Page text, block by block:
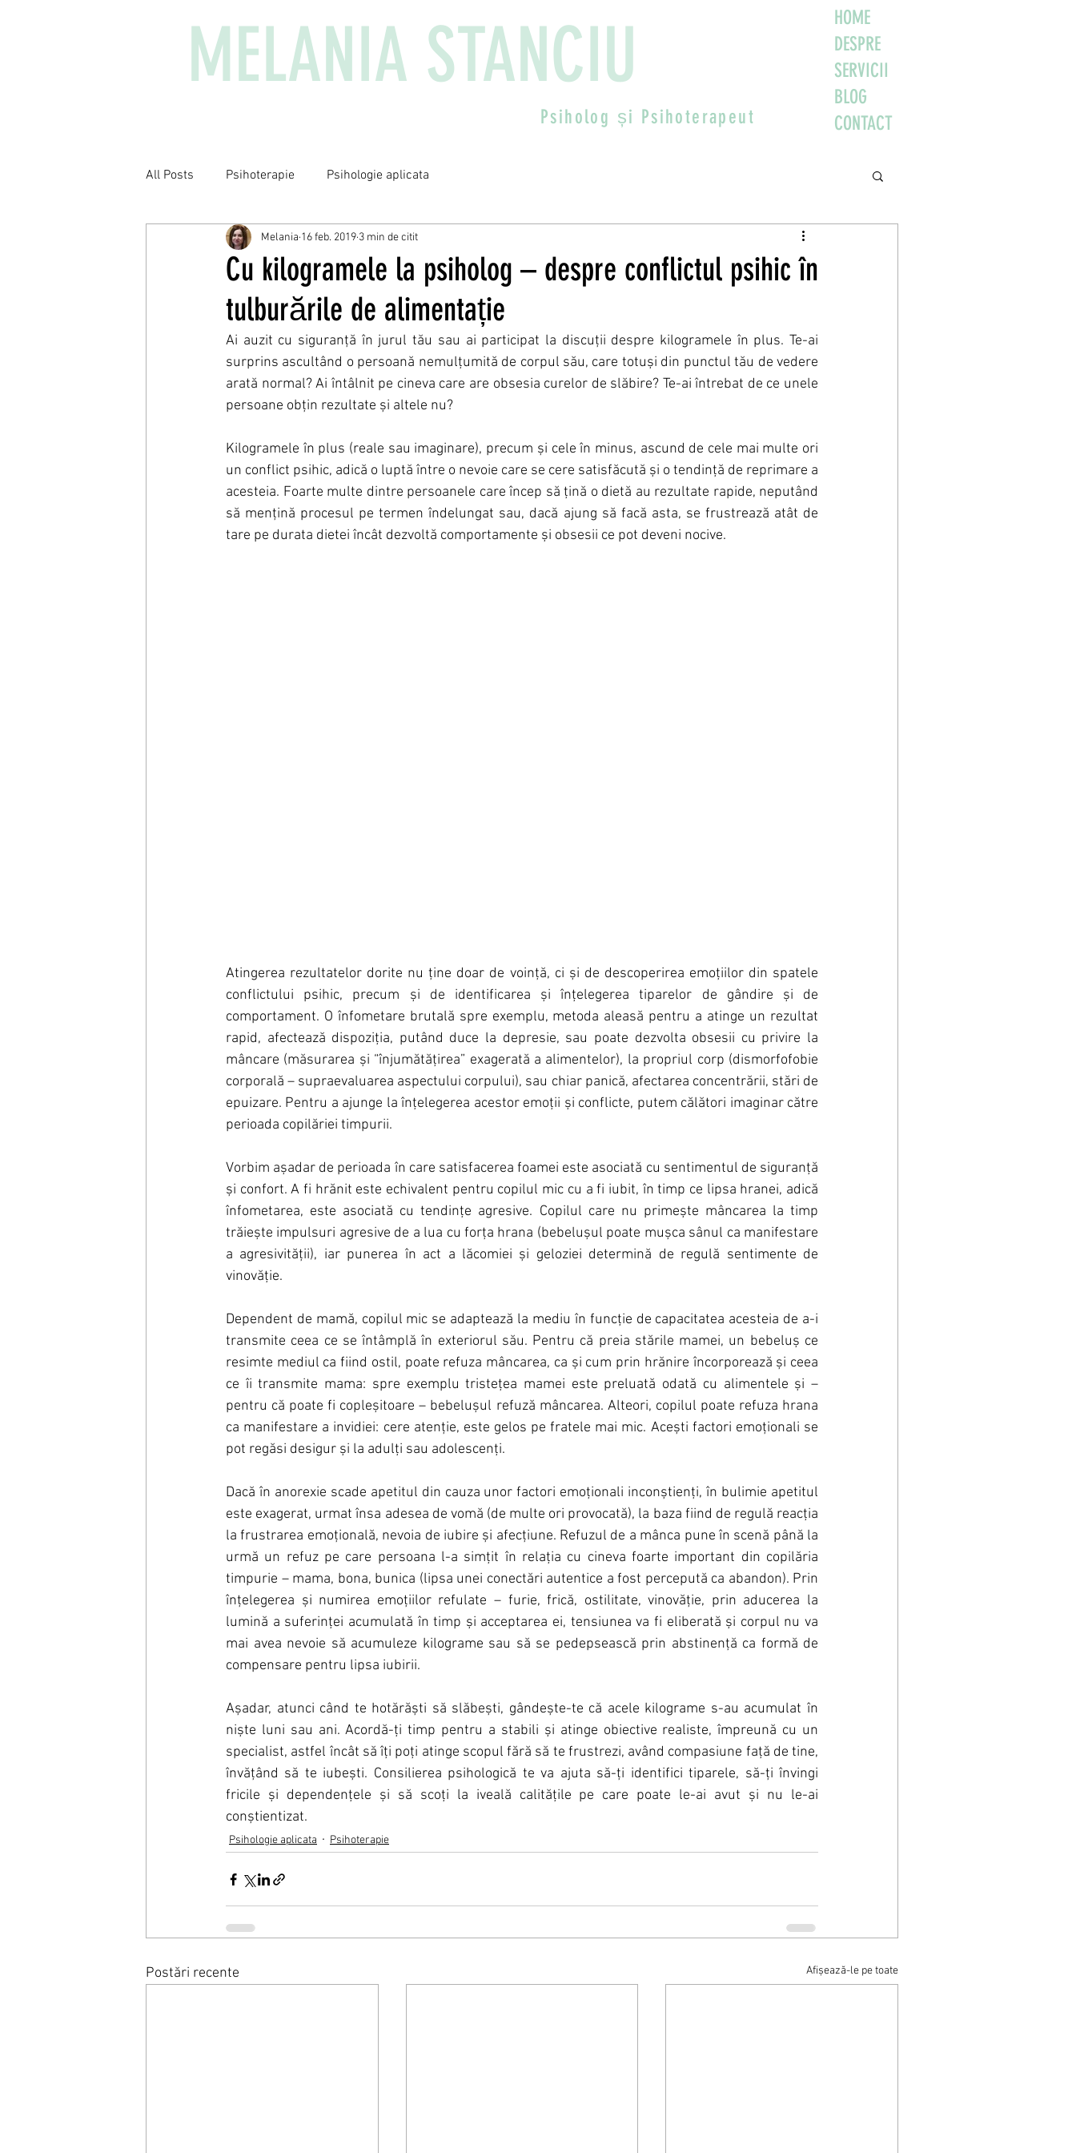
MELANIA STANCIU
Psiholog și Psihoterapeut
HOME
DESPRE
SERVICII
BLOG
CONTACT
All Posts Psihoterapie Psihologie aplicata
Cu kilogramele la psiholog – despre conflictul psihic în
tulburările de alimentație
Melania 16 feb. 2019 3 min de citit
Ai auzit cu siguranță în jurul tău sau ai participat la discuții despre kilogramele în plus. Te-ai
surprins ascultând o persoană nemulțumită de corpul său, care totuși din punctul tău de vedere
arată normal? Ai întâlnit pe cineva care are obsesia curelor de slăbire? Te-ai întrebat de ce unele
persoane obțin rezultate și altele nu?
Kilogramele în plus (reale sau imaginare), precum și cele în minus, ascund de cele mai multe ori
un conflict psihic, adică o luptă între o nevoie care se cere satisfăcută și o tendință de reprimare a
acesteia. Foarte multe dintre persoanele care încep să țină o dietă au rezultate rapide, neputând
să mențină procesul pe termen îndelungat sau, dacă ajung să facă asta, se frustrează atât de
tare pe durata dietei încât dezvoltă comportamente și obsesii ce pot deveni nocive.
Atingerea rezultatelor dorite nu ține doar de voință, ci și de descoperirea emoțiilor din spatele
conflictului psihic, precum și de identificarea și înțelegerea tiparelor de gândire și de
comportament. O înfometare brutală spre exemplu, metoda aleasă pentru a atinge un rezultat
rapid, afectează dispoziția, putând duce la depresie, sau poate dezvolta obsesii cu privire la
mâncare (măsurarea și “înjumătățirea” exagerată a alimentelor), la propriul corp (dismorfofobie
corporală – supraevaluarea aspectului corpului), sau chiar panică, afectarea concentrării, stări de
epuizare. Pentru a ajunge la înțelegerea acestor emoții și conflicte, putem călători imaginar către
perioada copilăriei timpurii.
Vorbim așadar de perioada în care satisfacerea foamei este asociată cu sentimentul de siguranță
și confort. A fi hrănit este echivalent pentru copilul mic cu a fi iubit, în timp ce lipsa hranei, adică
înfometarea, este asociată cu tendințe agresive. Copilul care nu primește mâncarea la timp
trăiește impulsuri agresive de a lua cu forța hrana (bebelușul poate mușca sânul ca manifestare
a agresivității), iar punerea în act a lăcomiei și geloziei determină de regulă sentimente de
vinovăție.
Dependent de mamă, copilul mic se adaptează la mediu în funcție de capacitatea acesteia de a-i
transmite ceea ce se întâmplă în exteriorul său. Pentru că preia stările mamei, un bebeluș ce
resimte mediul ca fiind ostil, poate refuza mâncarea, ca și cum prin hrănire încorporează și ceea
ce îi transmite mama: spre exemplu tristețea mamei este preluată odată cu alimentele și –
pentru că poate fi copleșitoare – bebelușul refuză mâncarea. Alteori, copilul poate refuza hrana
ca manifestare a invidiei: cere atenție, este gelos pe fratele mai mic. Acești factori emoționali se
pot regăsi desigur și la adulți sau adolescenți.
Dacă în anorexie scade apetitul din cauza unor factori emoționali inconștienți, în bulimie apetitul
este exagerat, urmat însa adesea de vomă (de multe ori provocată), la baza fiind de regulă reacția
la frustrarea emoțională, nevoia de iubire și afecțiune. Refuzul de a mânca pune în scenă până la
urmă un refuz pe care persoana l-a simțit în relația cu cineva foarte important din copilăria
timpurie – mama, bona, bunica (lipsa unei conectări autentice a fost percepută ca abandon). Prin
înțelegerea și numirea emoțiilor refulate – furie, frică, ostilitate, vinovăție, prin aducerea la
lumină a suferinței acumulată în timp și acceptarea ei, tensiunea va fi eliberată și corpul nu va
mai avea nevoie să acumuleze kilograme sau să se pedepsească prin abstinență ca formă de
compensare pentru lipsa iubirii.
Așadar, atunci când te hotărăști să slăbești, gândește-te că acele kilograme s-au acumulat în
niște luni sau ani. Acordă-ți timp pentru a stabili și atinge obiective realiste, împreună cu un
specialist, astfel încât să îți poți atinge scopul fără să te frustrezi, având compasiune față de tine,
învățând să te iubești. Consilierea psihologică te va ajuta să-ți identifici tiparele, să-ți învingi
fricile și dependențele și să scoți la iveală calitățile pe care poate le-ai avut și nu le-ai
conștientizat.
Psihologie aplicata Psihoterapie
Postări recente Afișează-le pe toate